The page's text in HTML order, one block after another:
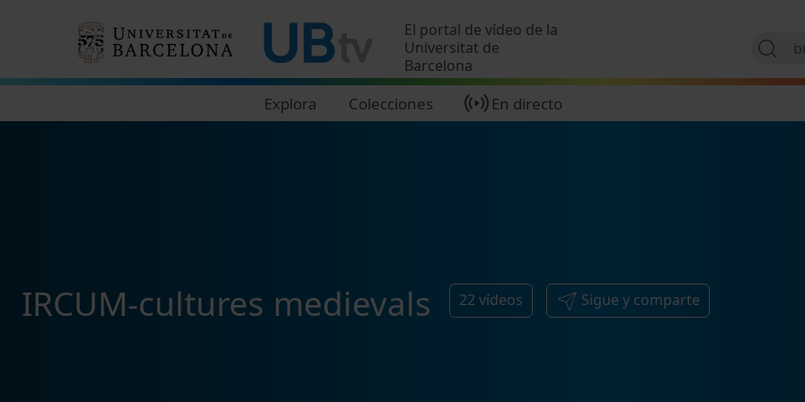
El portal de vídeo de la
Universitat de
Barcelona
Explora Colecciones En directo
IRCUM-cultures medievals 22 vídeos Sigue y comparte